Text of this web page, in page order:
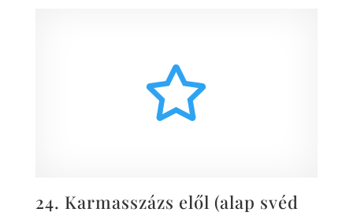
24. Karmasszázs elől (alap svéd